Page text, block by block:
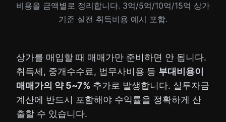
비용을 금액별로 정리합니다. 3억/5억/10억/15억 상가
기준 실전 취득비용 예시 포함.
상가를 매입할 때 매매가만 준비하면 안 됩니다.
취득세, 중개수수료, 법무사비용 등 부대비용이
매매가의 약 5~7% 추가로 발생합니다. 실투자금
계산에 반드시 포함해야 수익률을 정확하게 산
출할 수 있습니다.